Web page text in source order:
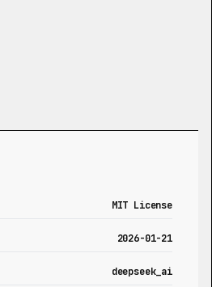
MIT License
2026-01-21
deepseek_ai